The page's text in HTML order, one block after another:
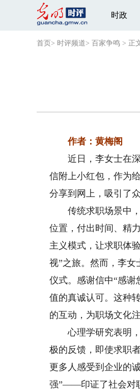
时政
首页 > 时评频道> 百家争鸣 > 正
作者：黄梅阁
近日，李女士在深
信附上小红包，作为
分享到网上，吸引了
传统求职场景中，
位置，付出时间、精
主义模式，让求职体
视”之旅。然而，李
仪式。感谢信中“感
值的真诚认可。这种
的互动，为职场文化
心理学研究表明，
极的反馈，即使求职
更多人感受到企业的
强”——印证了社会对